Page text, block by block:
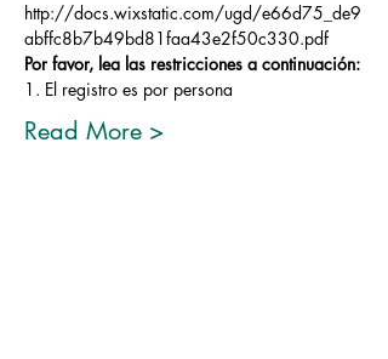
http://docs.wixstatic.com/ugd/e66d75_de9
abffc8b7b49bd81faa43e2f50c330.pdf
Por favor, lea las restricciones a continuación:
1. El registro es por persona
Read More >